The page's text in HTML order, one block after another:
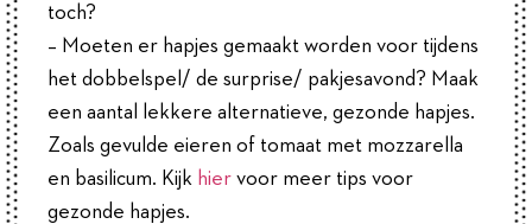
toch?
– Moeten er hapjes gemaakt worden voor tijdens
het dobbelspel/ de surprise/ pakjesavond? Maak
een aantal lekkere alternatieve, gezonde hapjes.
Zoals gevulde eieren of tomaat met mozzarella
en basilicum. Kijk hier voor meer tips voor
gezonde hapjes.